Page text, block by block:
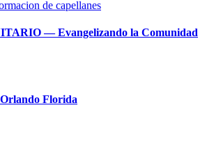
— Evangelizando la Comunidad
Florida